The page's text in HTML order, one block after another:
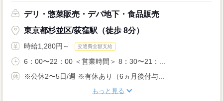
デリ・惣菜販売・デパ地下・食品販売
東京都杉並区/荻窪駅（徒歩 8分）
時給1,280円～ 交通費全額支給
6：00〜22：00 ＜営業時間＞ 8：30〜21：...
※公休2〜5日/週 ※有休あり（6ヵ月後付与...
もっと見る